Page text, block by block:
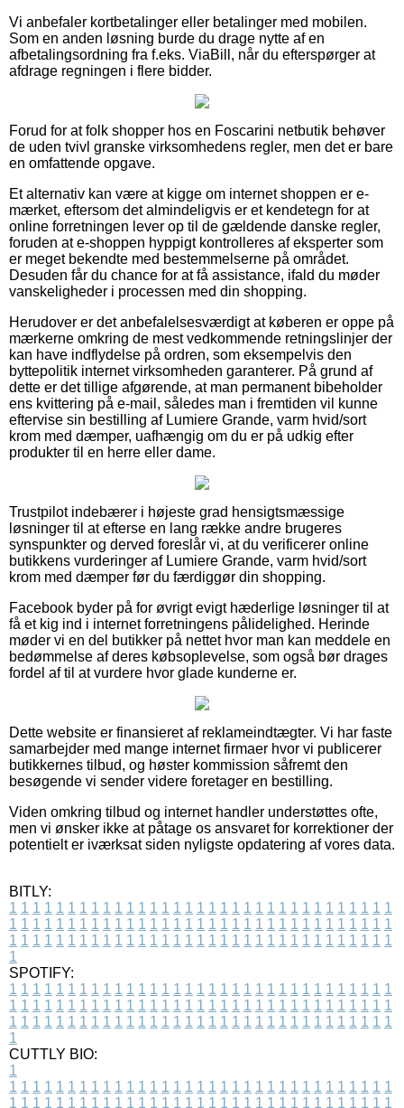
Vi anbefaler kortbetalinger eller betalinger med mobilen.
Som en anden løsning burde du drage nytte af en
afbetalingsordning fra f.eks. ViaBill, når du efterspørger at
afdrage regningen i flere bidder.
Forud for at folk shopper hos en Foscarini netbutik behøver
de uden tvivl granske virksomhedens regler, men det er bare
en omfattende opgave.
Et alternativ kan være at kigge om internet shoppen er e-
mærket, eftersom det almindeligvis er et kendetegn for at
online forretningen lever op til de gældende danske regler,
foruden at e-shoppen hyppigt kontrolleres af eksperter som
er meget bekendte med bestemmelserne på området.
Desuden får du chance for at få assistance, ifald du møder
vanskeligheder i processen med din shopping.
Herudover er det anbefalelsesværdigt at køberen er oppe på
mærkerne omkring de mest vedkommende retningslinjer der
kan have indflydelse på ordren, som eksempelvis den
byttepolitik internet virksomheden garanterer. På grund af
dette er det tillige afgørende, at man permanent bibeholder
ens kvittering på e-mail, således man i fremtiden vil kunne
eftervise sin bestilling af Lumiere Grande, varm hvid/sort
krom med dæmper, uafhængig om du er på udkig efter
produkter til en herre eller dame.
Trustpilot indebærer i højeste grad hensigtsmæssige
løsninger til at efterse en lang række andre brugeres
synspunkter og derved foreslår vi, at du verificerer online
butikkens vurderinger af Lumiere Grande, varm hvid/sort
krom med dæmper før du færdiggør din shopping.
Facebook byder på for øvrigt evigt hæderlige løsninger til at
få et kig ind i internet forretningens pålidelighed. Herinde
møder vi en del butikker på nettet hvor man kan meddele en
bedømmelse af deres købsoplevelse, som også bør drages
fordel af til at vurdere hvor glade kunderne er.
Dette website er finansieret af reklameindtægter. Vi har faste
samarbejder med mange internet firmaer hvor vi publicerer
butikkernes tilbud, og høster kommission såfremt den
besøgende vi sender videre foretager en bestilling.
Viden omkring tilbud og internet handler understøttes ofte,
men vi ønsker ikke at påtage os ansvaret for korrektioner der
potentielt er iværksat siden nyligste opdatering af vores data.
BITLY:
1 1 1 1 1 1 1 1 1 1 1 1 1 1 1 1 1 1 1 1 1 1 1 1 1 1 1 1 1 1 1 1 1
1 1 1 1 1 1 1 1 1 1 1 1 1 1 1 1 1 1 1 1 1 1 1 1 1 1 1 1 1 1 1 1 1
1 1 1 1 1 1 1 1 1 1 1 1 1 1 1 1 1 1 1 1 1 1 1 1 1 1 1 1 1 1 1 1 1
1
SPOTIFY:
1 1 1 1 1 1 1 1 1 1 1 1 1 1 1 1 1 1 1 1 1 1 1 1 1 1 1 1 1 1 1 1 1
1 1 1 1 1 1 1 1 1 1 1 1 1 1 1 1 1 1 1 1 1 1 1 1 1 1 1 1 1 1 1 1 1
1 1 1 1 1 1 1 1 1 1 1 1 1 1 1 1 1 1 1 1 1 1 1 1 1 1 1 1 1 1 1 1 1
1
CUTTLY BIO:
1
1 1 1 1 1 1 1 1 1 1 1 1 1 1 1 1 1 1 1 1 1 1 1 1 1 1 1 1 1 1 1 1 1
1 1 1 1 1 1 1 1 1 1 1 1 1 1 1 1 1 1 1 1 1 1 1 1 1 1 1 1 1 1 1 1 1